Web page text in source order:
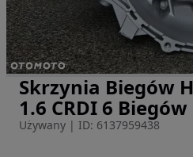
Zdjęcie 1 z 6
Skrzynia Biegów
1.6 CRDI 6 Biegów
Używany | ID: 6137959438